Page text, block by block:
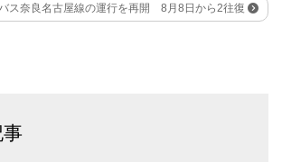
ス奈良名古屋線の運行を再開 8月8日から2往復